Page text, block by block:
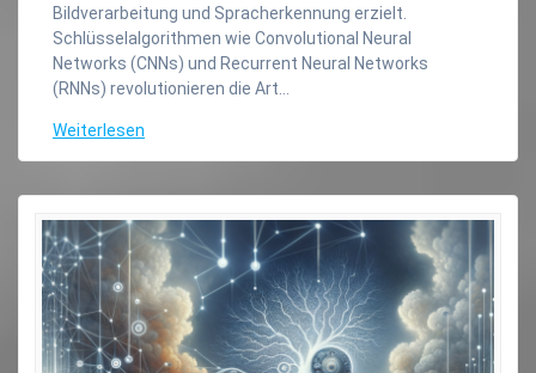
Bildverarbeitung und Spracherkennung erzielt.
Schlüsselalgorithmen wie Convolutional Neural
Networks (CNNs) und Recurrent Neural Networks
(RNNs) revolutionieren die Art…
Weiterlesen